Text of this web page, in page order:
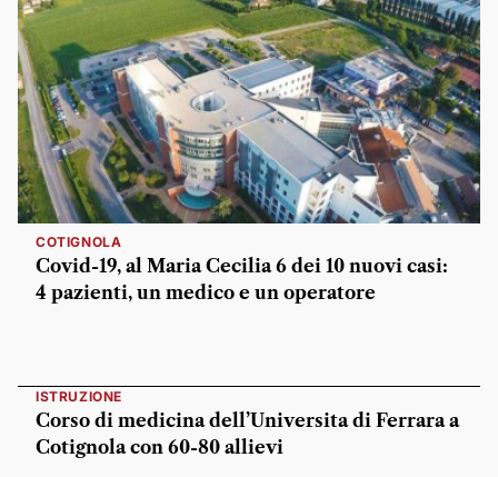
COTIGNOLA
Covid-19, al Maria Cecilia 6 dei 10 nuovi casi:
4 pazienti, un medico e un operatore
ISTRUZIONE
Corso di medicina dell’Universita di Ferrara a
Cotignola con 60-80 allievi